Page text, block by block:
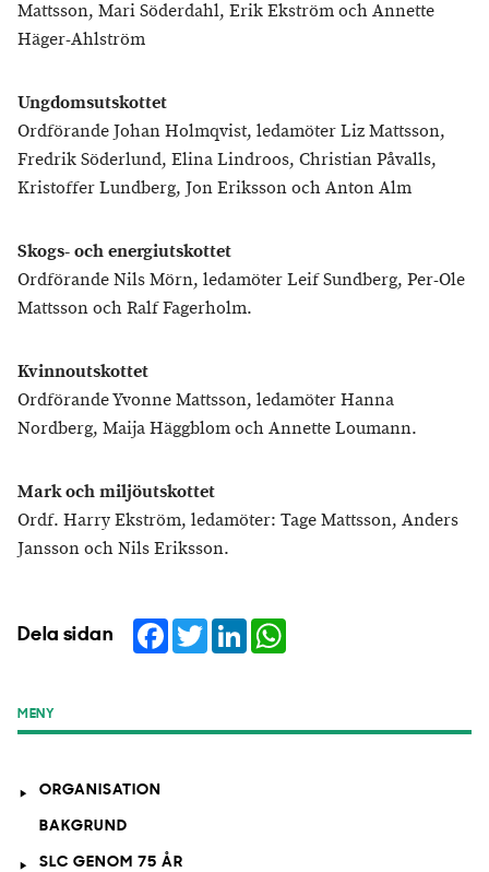
Mattsson, Mari Söderdahl, Erik Ekström och Annette
Häger-Ahlström
Ungdomsutskottet
Ordförande Johan Holmqvist, ledamöter Liz Mattsson,
Fredrik Söderlund, Elina Lindroos, Christian Påvalls,
Kristoffer Lundberg, Jon Eriksson och Anton Alm
Skogs- och energiutskottet
Ordförande Nils Mörn, ledamöter Leif Sundberg, Per-Ole
Mattsson och Ralf Fagerholm.
Kvinnoutskottet
Ordförande Yvonne Mattsson, ledamöter Hanna
Nordberg, Maija Häggblom och Annette Loumann.
Mark och miljöutskottet
Ordf. Harry Ekström, ledamöter: Tage Mattsson, Anders
Jansson och Nils Eriksson.
Dela sidan Facebook
TwitterLinkedIn
MENY
ORGANISATION
BAKGRUND
SLC GENOM 75 ÅR